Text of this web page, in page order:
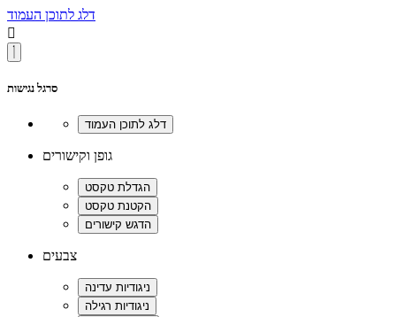
דלג לתוכן העמוד

סרגל נגישות
גופן וקישורים
צבעים